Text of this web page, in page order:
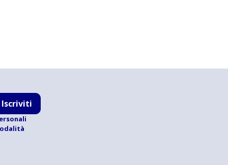
Iscriviti